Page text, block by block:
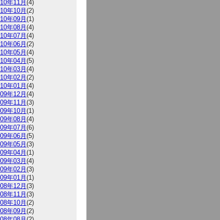
年11月 (4)
年10月 (2)
年09月 (1)
年08月 (4)
年07月 (4)
年06月 (2)
年05月 (4)
年04月 (5)
年03月 (4)
年02月 (2)
年01月 (4)
年12月 (4)
年11月 (3)
年10月 (1)
年08月 (4)
年07月 (6)
年06月 (5)
年05月 (3)
年04月 (1)
年03月 (4)
年02月 (3)
年01月 (1)
年12月 (3)
年11月 (3)
年10月 (2)
年09月 (2)